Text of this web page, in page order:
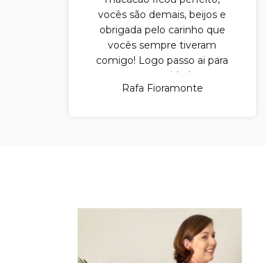
vocês são demais, beijos e
obrigada pelo carinho que
vocês sempre tiveram
comigo! Logo passo ai para
ver as novidades.
Rafa Fioramonte